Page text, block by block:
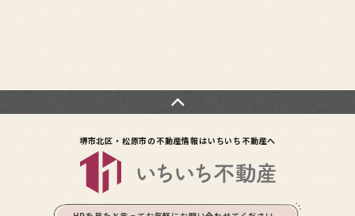
堺市北区・松原市の不動産情報はいちいち不動産へ